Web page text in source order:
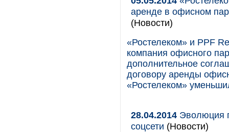
аренде в офисном
(Новости)
«Ростелеком» и PPF
компания офисного
дополнительное
договору аренды
«Ростелеком»
28.04.2014 Эволюция
соцсети (Новости)